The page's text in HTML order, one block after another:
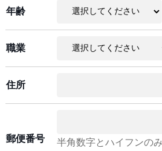
年齢
職業
住所
郵便番号
半角数字とハイフンのみ